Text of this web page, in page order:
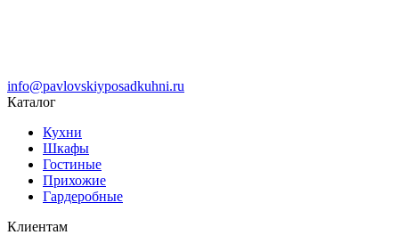
info@pavlovskiyposadkuhni.ru
Каталог
Кухни
Шкафы
Гостиные
Прихожие
Гардеробные
Клиентам